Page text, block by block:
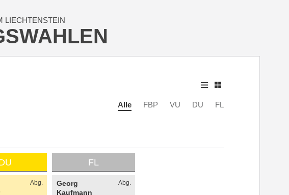
LIECHTENSTEIN
Alle FBP VU DU FL
Abg.
FL
Georg
Kaufmann
Abg.